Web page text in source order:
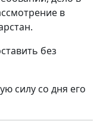
в
без
силу со дня его